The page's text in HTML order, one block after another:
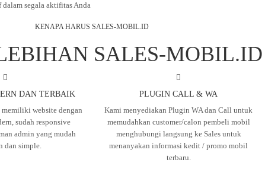
segala aktifitas Anda
KENAPA HARUS SALES-MOBIL.ID
SALES-MOBIL.ID
DAN TERBAIK
website dengan
sudah responsive
admin yang mudah
dan simple.
PLUGIN CALL & WA
Kami menyediakan Plugin WA dan Call untuk
memudahkan customer/calon pembeli mobil
menghubungi langsung ke Sales untuk
menanyakan informasi kedit / promo mobil
terbaru.